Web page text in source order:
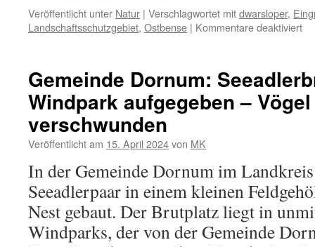
Veröffentlicht unter Natur | Verschlagwortet mitdwarsloper,
Landschaftsschutzgebiet, Ostbense | Kommentare deaktiviertfür
im
bis
Gemeinde Dornum:
Windpark aufgegeben –
verschwunden
Veröffentlicht am 15. April 2024von MK
In der Gemeinde Dornum im
Seeadlerpaar in einem kleinen
Nest gebaut. Der Brutplatz liegt in
Windparks, der von der Gemeinde